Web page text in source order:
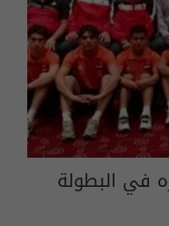
في البطولة